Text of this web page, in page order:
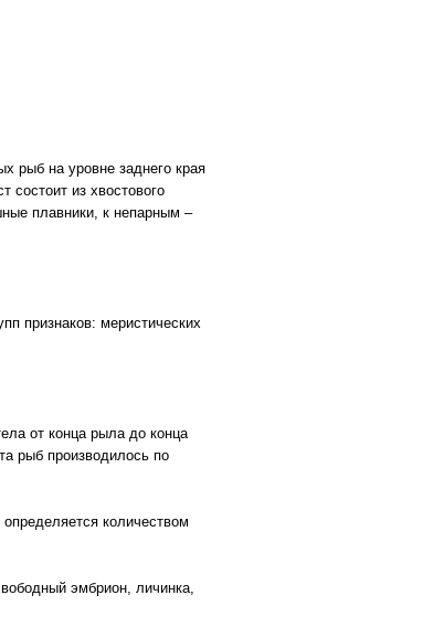
рыб на уровне заднего края
состоит из хвостового
плавники, к непарным –
признаков: меристических
от конца рыла до конца
рыб производилось по
количеством
эмбрион, личинка,